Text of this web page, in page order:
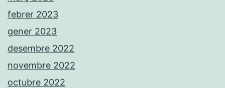
febrer 2023
gener 2023
desembre 2022
novembre 2022
octubre 2022